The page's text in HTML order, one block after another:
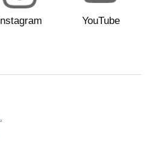
Instagram YouTube